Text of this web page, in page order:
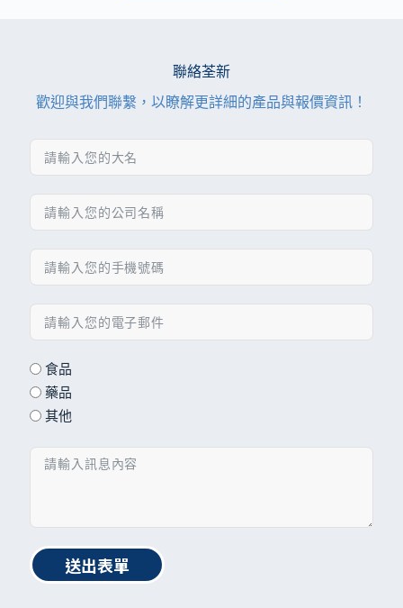
聯絡荃新
歡迎與我們聯繫，以瞭解更詳細的產品與報價資訊！
食品
藥品
其他
送出表單